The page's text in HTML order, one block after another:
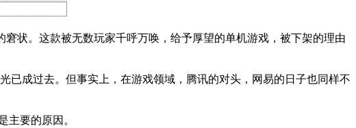
状。这款被无数玩家千呼万唤，给予厚望的单机游戏，被下架的理由
已成过去。但事实上，在游戏领域，腾讯的对头，网易的日子也同样不
主要的原因。